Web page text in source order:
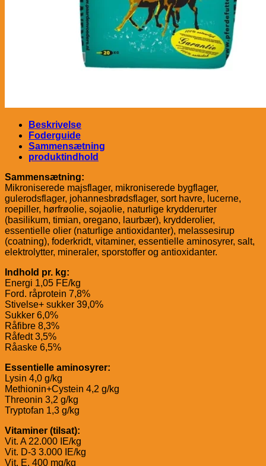
Beskrivelse
Foderguide
Sammensætning
produktindhold
Sammensætning:
Mikroniserede majsflager, mikroniserede bygflager,
gulerodsflager, johannesbrødsflager, sort havre, lucerne,
roepiller, hørfrøolie, sojaolie, naturlige krydderurter
(basilikum, timian, oregano, laurbær), krydderolier,
essentielle olier (naturlige antioxidanter), melassesirup
(coatning), foderkridt, vitaminer, essentielle aminosyrer, salt,
elektrolytter, mineraler, sporstoffer og antioxidanter.
Indhold pr. kg:
Energi 1,05 FE/kg
Ford. råprotein 7,8%
Stivelse+ sukker 39,0%
Sukker 6,0%
Råfibre 8,3%
Råfedt 3,5%
Råaske 6,5%
Essentielle aminosyrer:
Lysin 4,0 g/kg
Methionin+Cystein 4,2 g/kg
Threonin 3,2 g/kg
Tryptofan 1,3 g/kg
Vitaminer (tilsat):
Vit. A 22.000 IE/kg
Vit. D-3 3.000 IE/kg
Vit. E. 400 mg/kg